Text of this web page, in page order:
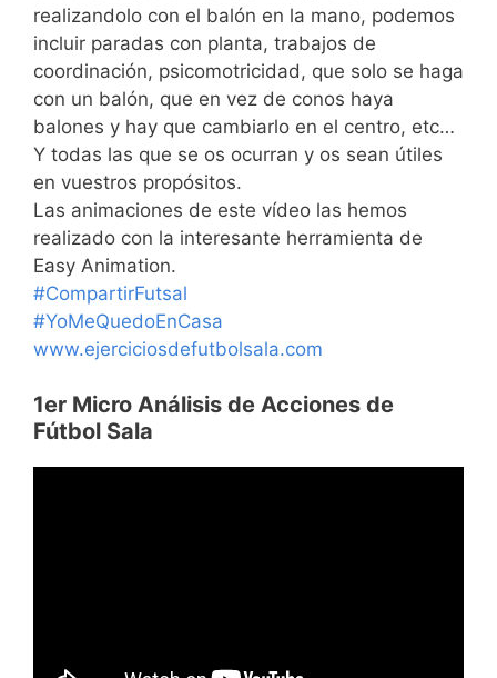
realizandolo con el balón en la mano, podemos
incluir paradas con planta, trabajos de
coordinación, psicomotricidad, que solo se haga
con un balón, que en vez de conos haya
balones y hay que cambiarlo en el centro, etc…
Y todas las que se os ocurran y os sean útiles
en vuestros propósitos.
Las animaciones de este vídeo las hemos
realizado con la interesante herramienta de
Easy Animation.
#CompartirFutsal
#YoMeQuedoEnCasa
www.ejerciciosdefutbolsala.com
1er Micro Análisis de Acciones de
Fútbol Sala